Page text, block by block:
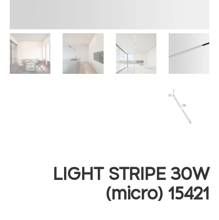
LIGHT STRIPE 30W
(micro) 15421